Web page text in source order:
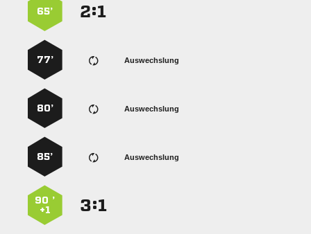
:
65’
Auswechslung
77’
Auswechslung
80’
Auswechslung
85’
:
90 ’
+1